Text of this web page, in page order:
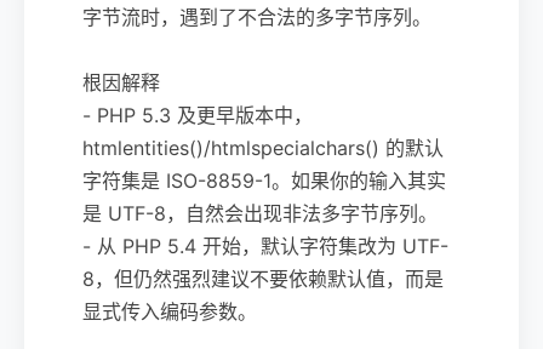
字节流时，遇到了不合法的多字节序列。
根因解释
- PHP 5.3 及更早版本中，
htmlentities()/htmlspecialchars() 的默认
字符集是 ISO-8859-1。如果你的输入其实
是 UTF-8，自然会出现非法多字节序列。
- 从 PHP 5.4 开始，默认字符集改为 UTF-
8，但仍然强烈建议不要依赖默认值，而是
显式传入编码参数。